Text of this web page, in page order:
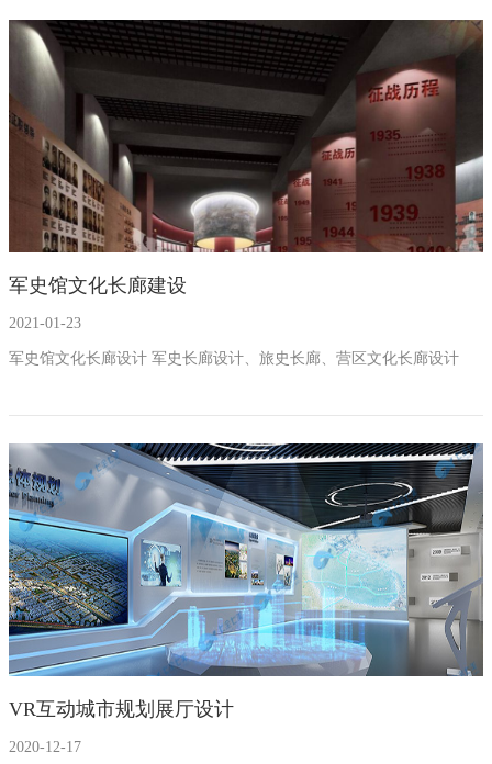
动体验，触摸互动桌，3D地图投影系统。
军史馆文化长廊建设
2021-01-23
军史馆文化长廊设计 军史长廊设计、旅史长廊、营区文化长廊设计
VR互动城市规划展厅设计
2020-12-17